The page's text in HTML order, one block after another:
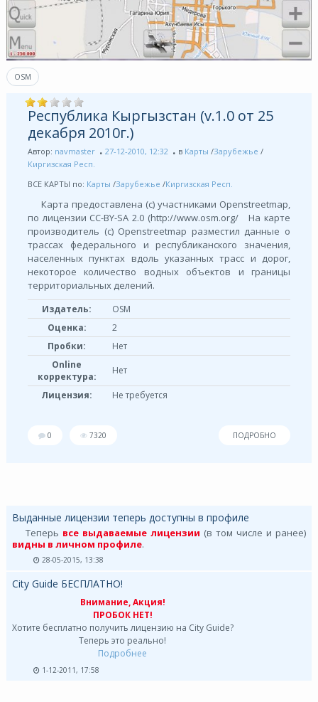
OSM
Республика Кыргызстан (v.1.0 от 25
декабря 2010г.)
Автор: navmaster 27-12-2010, 12:32 в Карты /Зарубежье /
Киргизская Респ.
ВСЕ КАРТЫ по: Карты /Зарубежье /Киргизская Респ.
Карта предоставлена (с) участниками Openstreetmap,
по лицензии СС-BY-SA 2.0 (http://www.osm.org/ На карте
производитель (с) Openstreetmap разместил данные о
трассах федерального и республиканского значения,
населенных пунктах вдоль указанных трасс и дорог,
некоторое количество водных объектов и границы
территориальных делений.
Издатель:
OSM
Оценка:
2
Пробки:
Нет
Online
корректура:
Нет
Лицензия: Не требуется
0 7320 ПОДРОБНО
Выданные лицензии теперь доступны в профиле
Теперь все выдаваемые лицензии (в том числе и ранее)
видны в личном профиле.
28-05-2015, 13:38
City Guide БЕСПЛАТНО!
Внимание, Акция!
ПРОБОК НЕТ!
Хотите бесплатно получить лицензию на City Guide?
Теперь это реально!
Подробнее
1-12-2011, 17:58